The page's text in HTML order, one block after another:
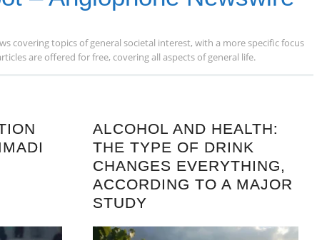
covering topics of general societal interest, with a more specific focus
are offered for free, covering all aspects of general life.
ALCOHOL AND HEALTH:
THE TYPE OF DRINK
CHANGES EVERYTHING,
ACCORDING TO A MAJOR
STUDY